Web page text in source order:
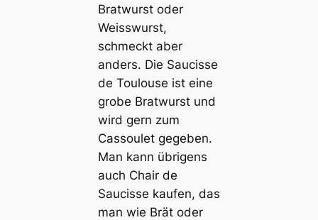
Bratwurst oder
Weisswurst,
schmeckt aber
anders. Die Saucisse
de Toulouse ist eine
grobe Bratwurst und
wird gern zum
Cassoulet gegeben.
Man kann übrigens
auch Chair de
Saucisse kaufen, das
man wie Brät oder